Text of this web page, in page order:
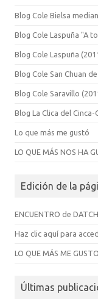
Blog Cole Bielsa
Blog Cole Laspuña "A
Blog Cole Laspuña
Blog Cole San Chuan
Blog Cole Saravillo
Blog La Clica del Cinca-
Lo que más me gustó
LO QUE MÁS NOS HA
Edición de la
ENCUENTRO de
Haz clic aquí para
LO QUE MÁS ME GUSTO
Últimas